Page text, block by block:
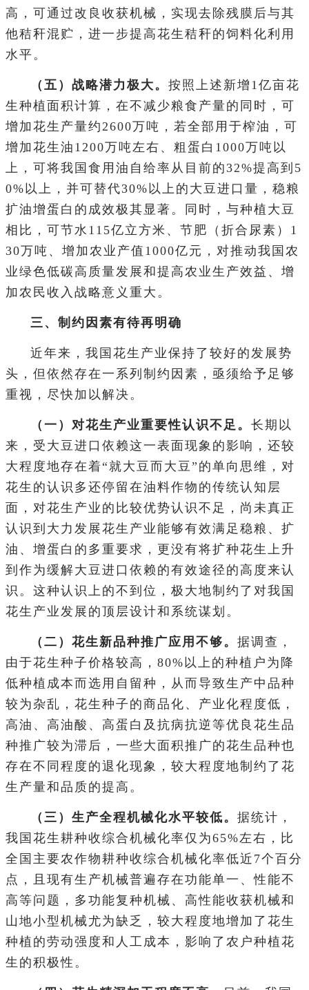
高，可通过改良收获机械，实现去除残膜后与其
他秸秆混贮，进一步提高花生秸秆的饲料化利用
水平。
（五）战略潜力极大。 按照上述新增1亿亩花
生种植面积计算，在不减少粮食产量的同时，可
增加花生产量约2600万吨，若全部用于榨油，可
增加花生油1200万吨左右、粗蛋白1000万吨以
上，可将我国食用油自给率从目前的32%提高到5
0%以上，并可替代30%以上的大豆进口量，稳粮
扩油增蛋白的成效极其显著。同时，与种植大豆
相比，可节水115亿立方米、节肥（折合尿素）1
30万吨、增加农业产值1000亿元，对推动我国农
业绿色低碳高质量发展和提高农业生产效益、增
加农民收入战略意义重大。
三、制约因素有待再明确
近年来，我国花生产业保持了较好的发展势
头，但依然存在一系列制约因素，亟须给予足够
重视，尽快加以解决。
（一）对花生产业重要性认识不足。 长期以
来，受大豆进口依赖这一表面现象的影响，还较
大程度地存在着“就大豆而大豆”的单向思维，对
花生的认识多还停留在油料作物的传统认知层
面，对花生产业的比较优势认识不足，尚未真正
认识到大力发展花生产业能够有效满足稳粮、扩
油、增蛋白的多重要求，更没有将扩种花生上升
到作为缓解大豆进口依赖的有效途径的高度来认
识。这种认识上的不到位，极大地制约了对我国
花生产业发展的顶层设计和系统谋划。
（二）花生新品种推广应用不够。 据调查，
由于花生种子价格较高，80%以上的种植户为降
低种植成本而选用自留种，从而导致生产中品种
较为杂乱，花生种子的商品化、产业化程度低，
高油、高油酸、高蛋白及抗病抗逆等优良花生品
种推广较为滞后，一些大面积推广的花生品种也
存在不同程度的退化现象，较大程度地制约了花
生产量和品质的提高。
（三）生产全程机械化水平较低。 据统计，
我国花生耕种收综合机械化率仅为65%左右，比
全国主要农作物耕种收综合机械化率低近7个百分
点，且现有生产机械普遍存在功能单一、性能不
高等问题，多功能复种机械、高性能收获机械和
山地小型机械尤为缺乏，较大程度地增加了花生
种植的劳动强度和人工成本，影响了农户种植花
生的积极性。